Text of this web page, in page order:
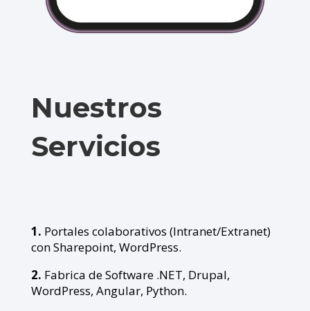
Nuestros
Servicios
1. Portales colaborativos (Intranet/Extranet)
con Sharepoint, WordPress.
2. Fabrica de Software .NET, Drupal,
WordPress, Angular, Python.